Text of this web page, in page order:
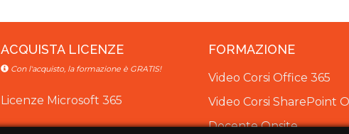
ACQUISTA LICENZE
Con l'acquisto, la formazione è GRATIS!
Licenze Microsoft 365
FORMAZIONE
Video Corsi Office 365
Video Corsi SharePoint
Docente Onsite